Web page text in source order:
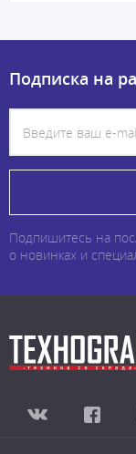
Подписка на
Подпишитесь на
о новинках и